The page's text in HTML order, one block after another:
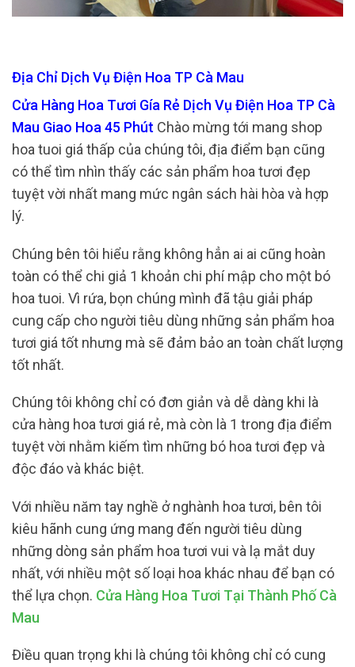
Địa Chỉ Dịch Vụ Điện Hoa TP Cà Mau
Cửa Hàng Hoa Tươi Gía Rẻ Dịch Vụ Điện Hoa TP Cà
Mau Giao Hoa 45 Phút Chào mừng tới mang shop
hoa tuoi giá thấp của chúng tôi, địa điểm bạn cũng
có thể tìm nhìn thấy các sản phẩm hoa tươi đẹp
tuyệt vời nhất mang mức ngân sách hài hòa và hợp
lý.
Chúng bên tôi hiểu rằng không hẳn ai ai cũng hoàn
toàn có thể chi giả 1 khoản chi phí mập cho một bó
hoa tuoi. Vì rứa, bọn chúng mình đã tậu giải pháp
cung cấp cho người tiêu dùng những sản phẩm hoa
tươi giá tốt nhưng mà sẽ đảm bảo an toàn chất lượng
tốt nhất.
Chúng tôi không chỉ có đơn giản và dễ dàng khi là
cửa hàng hoa tươi giá rẻ, mà còn là 1 trong địa điểm
tuyệt vời nhằm kiếm tìm những bó hoa tươi đẹp và
độc đáo và khác biệt.
Với nhiều năm tay nghề ở nghành hoa tươi, bên tôi
kiêu hãnh cung ứng mang đến người tiêu dùng
những dòng sản phẩm hoa tươi vui và lạ mắt duy
nhất, với nhiều một số loại hoa khác nhau để bạn có
thể lựa chọn. Cửa Hàng Hoa Tươi Tại Thành Phố Cà
Mau
Điều quan trọng khi là chúng tôi không chỉ có cung